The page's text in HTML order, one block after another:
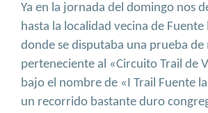
Ya en la jornada del domingo nos
hasta la localidad vecina de Fuente
donde se disputaba una prueba de
perteneciente al «Circuito Trail de
bajo el nombre de «I Trail Fuente
un recorrido bastante duro